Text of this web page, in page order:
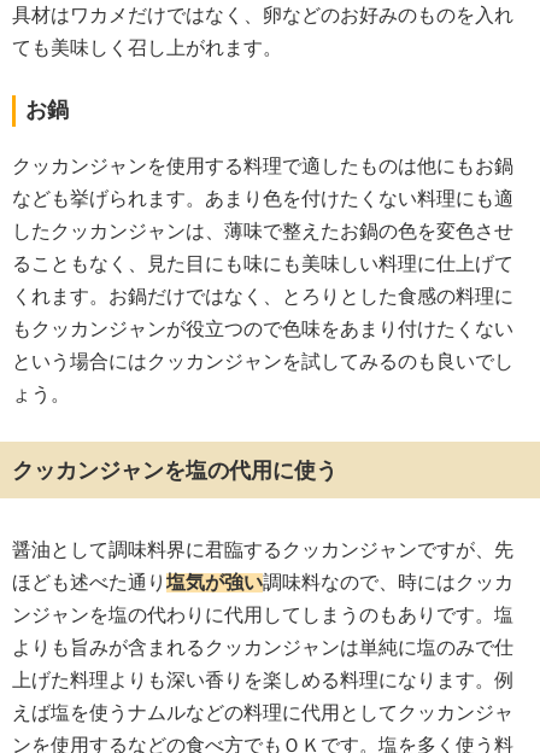
具材はワカメだけではなく、卵などのお好みのものを入れ
ても美味しく召し上がれます。
お鍋
クッカンジャンを使用する料理で適したものは他にもお鍋
なども挙げられます。あまり色を付けたくない料理にも適
したクッカンジャンは、薄味で整えたお鍋の色を変色させ
ることもなく、見た目にも味にも美味しい料理に仕上げて
くれます。お鍋だけではなく、とろりとした食感の料理に
もクッカンジャンが役立つので色味をあまり付けたくない
という場合にはクッカンジャンを試してみるのも良いでし
ょう。
クッカンジャンを塩の代用に使う
醤油として調味料界に君臨するクッカンジャンですが、先
ほども述べた通り 塩気が強い調味料なので、時にはクッカ
ンジャンを塩の代わりに代用してしまうのもありです。塩
よりも旨みが含まれるクッカンジャンは単純に塩のみで仕
上げた料理よりも深い香りを楽しめる料理になります。例
えば塩を使うナムルなどの料理に代用としてクッカンジャ
ンを使用するなどの食べ方でもＯＫです。塩を多く使う料